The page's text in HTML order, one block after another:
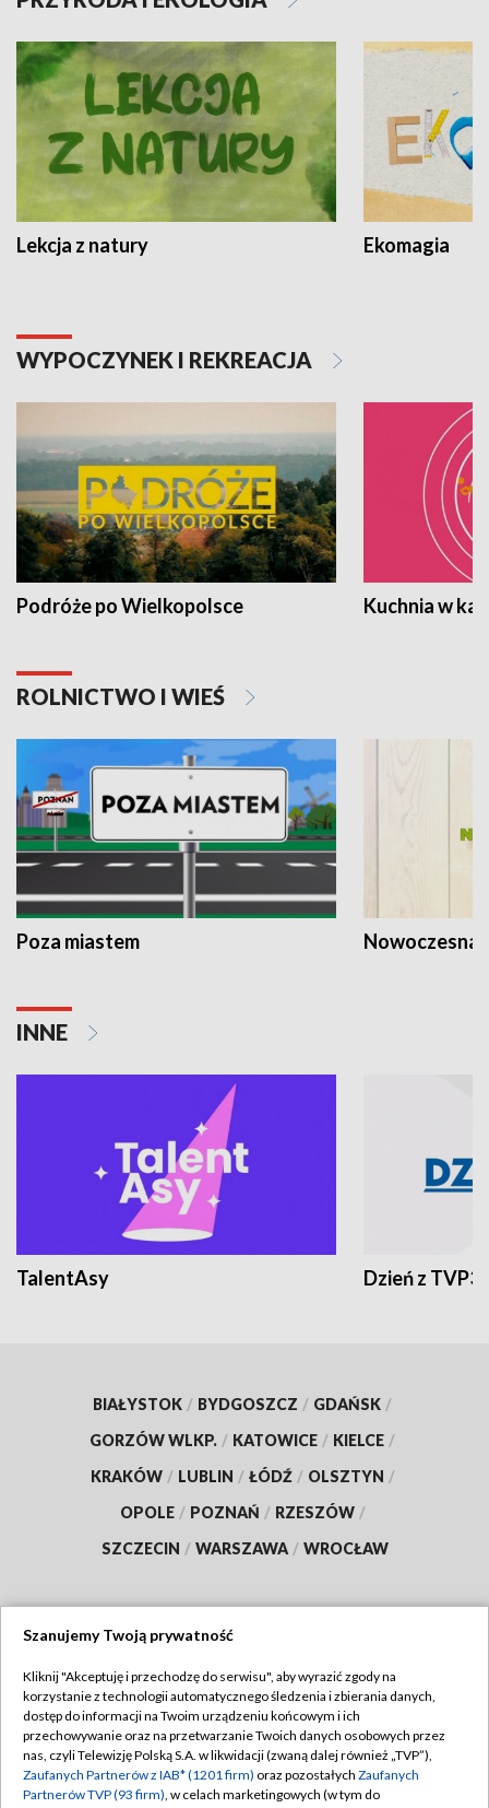
Lekcja z natury Ekomagia
WYPOCZYNEK I REKREACJA
Podróże po Wielkopolsce Kuchnia w
ROLNICTWO I WIEŚ
Poza miastem Nowoczesna
INNE
TalentAsy Dzień z TVP3
BIAŁYSTOK / BYDGOSZCZ / GDAŃSK /
GORZÓW WLKP. / KATOWICE / KIELCE /
KRAKÓW / LUBLIN / ŁÓDŹ / OLSZTYN /
OPOLE / POZNAŃ / RZESZÓW /
SZCZECIN / WARSZAWA / WROCŁAW
TVP
Abonament TVP
Emisja w TVP
Regulamin TVP
Polityka prywatności
Szanujemy Twoją prywatność
Kliknij "Akceptuję i przechodzę do serwisu", aby wyrazić zgody na
korzystanie z technologii automatycznego śledzenia i zbierania danych,
dostęp do informacji na Twoim urządzeniu końcowym i ich
przechowywanie oraz na przetwarzanie Twoich danych osobowych przez
nas, czyli Telewizję Polską S.A. w likwidacji (zwaną dalej również „TVP”),
Zaufanych Partnerów z IAB* (1201 firm) oraz pozostałych Zaufanych
Partnerów TVP (93 firm), w celach marketingowych (w tym do